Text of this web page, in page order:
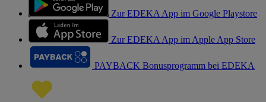
Zur EDEKA App im Google Playstore
Zur EDEKA App im Apple App Store
PAYBACK Bonusprogramm bei EDEKA